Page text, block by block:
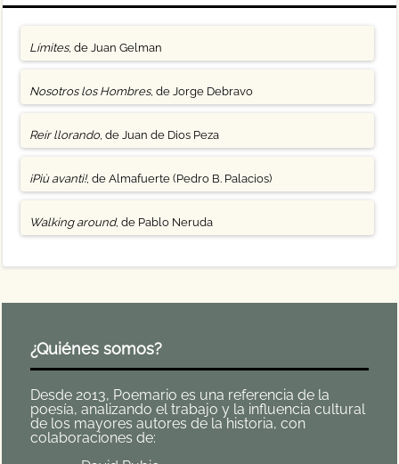
Límites, de Juan Gelman
Nosotros los Hombres, de Jorge Debravo
Reír llorando, de Juan de Dios Peza
¡Più avanti!, de Almafuerte (Pedro B. Palacios)
Walking around, de Pablo Neruda
¿Quiénes somos?
Desde 2013, Poemario es una referencia de la
poesía, analizando el trabajo y la influencia cultural
de los mayores autores de la historia, con
colaboraciones de: